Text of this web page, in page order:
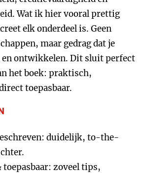
Wat ik hier vooral prettig
elk onderdeel is. Geen
maar gedrag dat je
ontwikkelen. Dit sluit perfect
het boek: praktisch,
toepasbaar.
duidelijk, to-the-
zoveel tips,